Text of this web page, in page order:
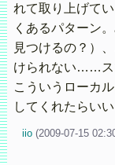
れて取り上げて
くあるパターン
見つけるの？）
けられない……ス
こういうローカ
してくれたらい
iio (2009-07-15